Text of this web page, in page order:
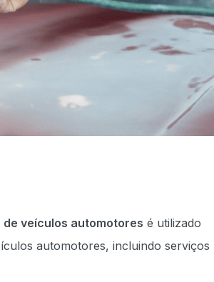
veículos automotores é utilizado
automotores, incluindo serviços